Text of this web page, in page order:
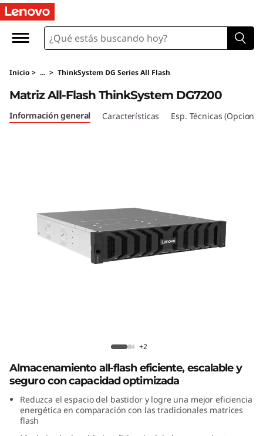
M
h
T
Inicio > ... > ThinkSystem DG Series All Flash
Matriz All-Flash ThinkSystem DG7200
Matriz All-Flash ThinkSystem DG7200
Información general Características Esp. Técnicas
+2
Almacenamiento all-flash eficiente, escalable y
seguro con capacidad optimizada
Reduzca el espacio del bastidor y logre una mejor eficiencia
energética en comparación con las tradicionales matrices
flash